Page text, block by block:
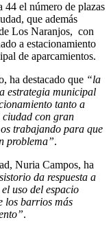
44 el número de plazas
que además
Los Naranjos, con
a estacionamiento
de aparcamientos.
ha destacado que “la
estrategia municipal
tanto a
ciudad con gran
trabajando para que
problema”.
Nuria Campos, ha
da respuesta a
uso del espacio
los barrios más
.